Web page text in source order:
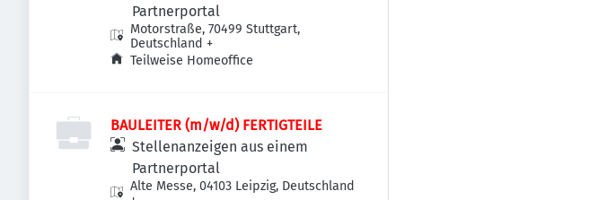
Partnerportal
Motorstraße, 70499 Stuttgart,
Deutschland +
Teilweise Homeoffice
BAULEITER (m/w/d) FERTIGTEILE
Stellenanzeigen aus einem
Partnerportal
Alte Messe, 04103 Leipzig, Deutschland